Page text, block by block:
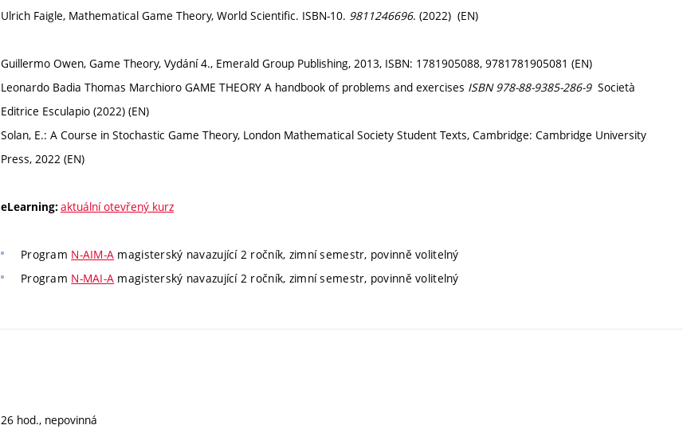
Ulrich Faigle, Mathematical Game Theory, World Scientific. ISBN-10. 9811246696. (2022) (EN)
Guillermo Owen, Game Theory, Vydání 4., Emerald Group Publishing, 2013, ISBN: 1781905088, 9781781905081 (EN)
Leonardo Badia Thomas Marchioro GAME THEORY A handbook of problems and exercises ISBN 978-88-9385-286-9Società
Editrice Esculapio (2022) (EN)
Solan, E.: A Course in Stochastic Game Theory, London Mathematical Society Student Texts, Cambridge: Cambridge University
Press, 2022 (EN)
eLearning: aktuální otevřený kurz
Program N-AIM-A magisterský navazující 2 ročník, zimní semestr, povinně volitelný
Program N-MAI-A magisterský navazující 2 ročník, zimní semestr, povinně volitelný
26 hod., nepovinná